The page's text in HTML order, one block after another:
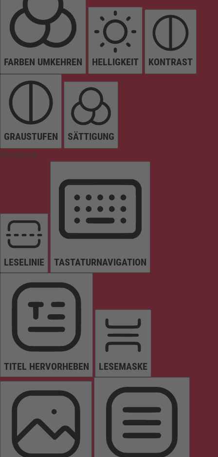
FARBEN UMKEHREN HELLIGKEIT KONTRAST
GRAUSTUFEN SÄTTIGUNG
Orientierung
LESELINIE TASTATURNAVIGATION
TITEL HERVORHEBEN LESEMASKE